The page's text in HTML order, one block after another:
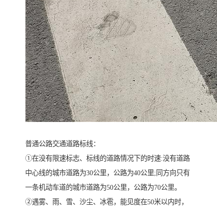
普通公路交通道路标线：
①在没有限速标志、标线的道路情况下的时速:没有道路
中心线的城市道路为30公里，公路为40公里;同方向只有
一条机动车道的城市道路为50公里，公路为70公里。
②遇雾、雨、雪、沙尘、冰雹，能见度在50米以内时，